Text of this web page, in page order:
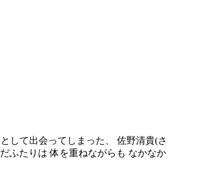
して出会ってしまった、 佐野清貴(さ
ふたりは 体を重ねながらも なかなか